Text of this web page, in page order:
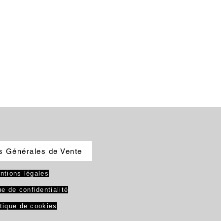
Générales de Vente
légales
de confidentialité
de cookies